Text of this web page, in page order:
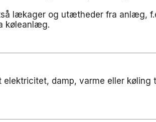
lækager og utætheder fra anlæg,
køleanlæg.
damp, varme eller køling